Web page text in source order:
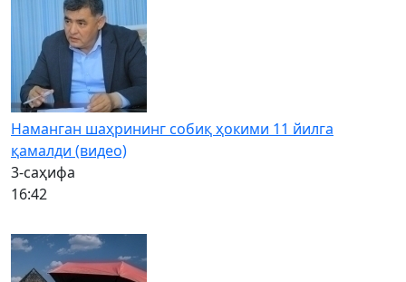
Наманган шаҳрининг собиқ ҳокими 11 йилга
қамалди (видео)
3-саҳифа
16:42